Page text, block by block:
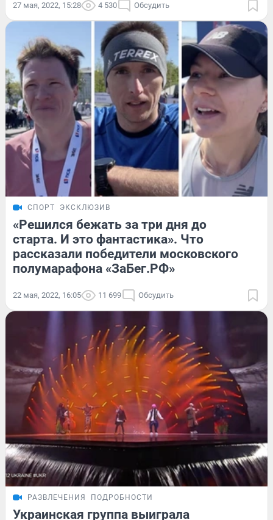
27 мая, 2022, 15:28 4 530 Обсудить
СПОРТ ЭКСКЛЮЗИВ
«Решился бежать за три дня до
старта. И это фантастика». Что
рассказали победители московского
полумарафона «ЗаБег.РФ»
22 мая, 2022, 16:05 11 699 Обсудить
РАЗВЛЕЧЕНИЯ ПОДРОБНОСТИ
Украинская группа выиграла